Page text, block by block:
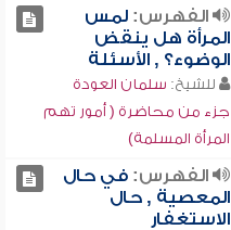
الفهرس:لمس
المرأة هل ينقض
الوضوء؟ , الأسئلة
للشيخ: سلمان العودة
جزء من محاضرة ( أمور تهم
المرأة المسلمة)
الفهرس:في حال
المعصية , حال
الاستغفار